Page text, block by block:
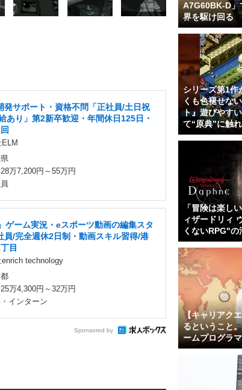
発サポート・資格不問「正社員/土日祝
あり」第2新卒歓迎・年間休日125日・
万7,200円～55万円
ゲーム実況・eスポーツ動画の編集スタ
員/完全週休2日制・動画スキル習得/港
目
technology
万4,300円～32万円
インターン
Sponsored by
A7G60BK-D
界を駆け回る
シリーズ第1作
くも色褪せな
ト』遊びやす
て“原典”に触
「冒険は楽し
ィザードリィ
くないRPG"
【キャリアク
るということ
ームプログラ